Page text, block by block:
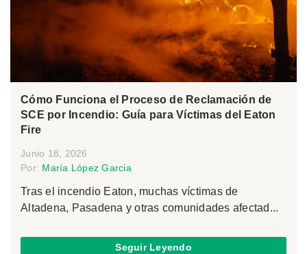
Cómo Funciona el Proceso de Reclamación de
SCE por Incendio: Guía para Víctimas del Eaton
Fire
Junio 18, 2026
Por: María López Garcia
Tras el incendio Eaton, muchas víctimas de
Altadena, Pasadena y otras comunidades afectad...
Seguir Leyendo